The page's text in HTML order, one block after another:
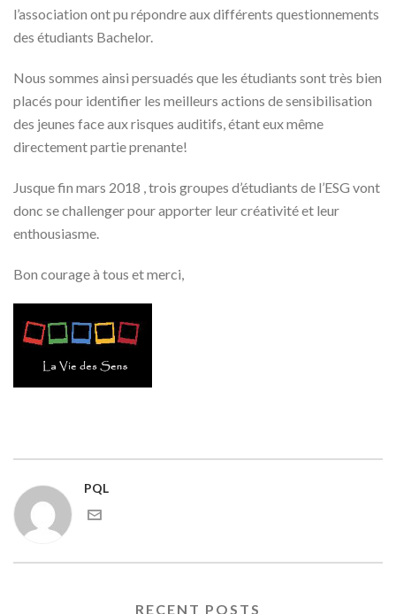
l’association ont pu répondre aux différents questionnements
des étudiants Bachelor.
Nous sommes ainsi persuadés que les étudiants sont très bien
placés pour identifier les meilleurs actions de sensibilisation
des jeunes face aux risques auditifs, étant eux même
directement partie prenante!
Jusque fin mars 2018 , trois groupes d’étudiants de l’ESG vont
donc se challenger pour apporter leur créativité et leur
enthousiasme.
Bon courage à tous et merci,
PQL
RECENT POSTS